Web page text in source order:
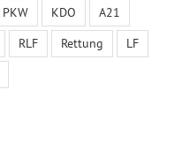
PKW KDO
A21
RLF Rettung
LF